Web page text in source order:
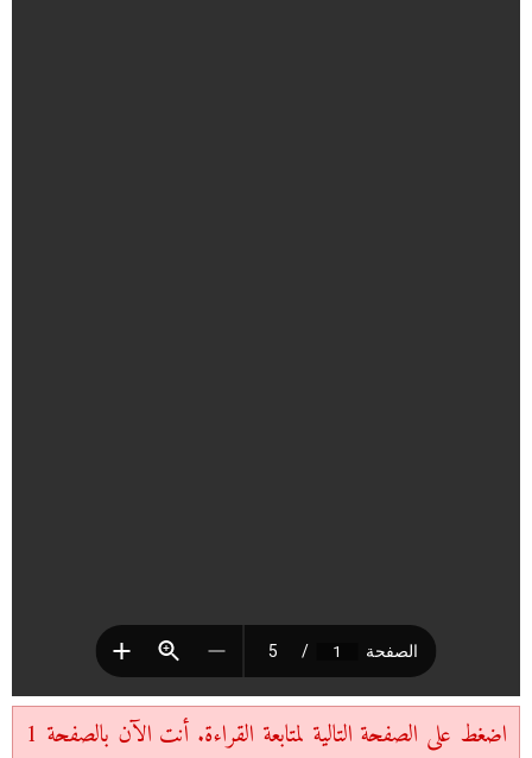
اضغط على الصفحة التالية لمتابعة القراءة. أنت الآن بالصفحة 1